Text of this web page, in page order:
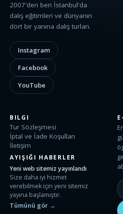
2007'den beri İstanbul'da
dalış eğitimleri ve dünyanın
dört bir yanına dalış turları.
Instagram
Facebook
YouTube
BILGI
Tur Sözleşmesi
İptal ve İade Koşulları
İletişim
AYIŞIĞI HABERLER
Yeni web sitemiz yayınlandı
Size daha iyi hizmet
verebilmek için yeni sitemiz
yayına başlamıştır.
Tümünü gör →